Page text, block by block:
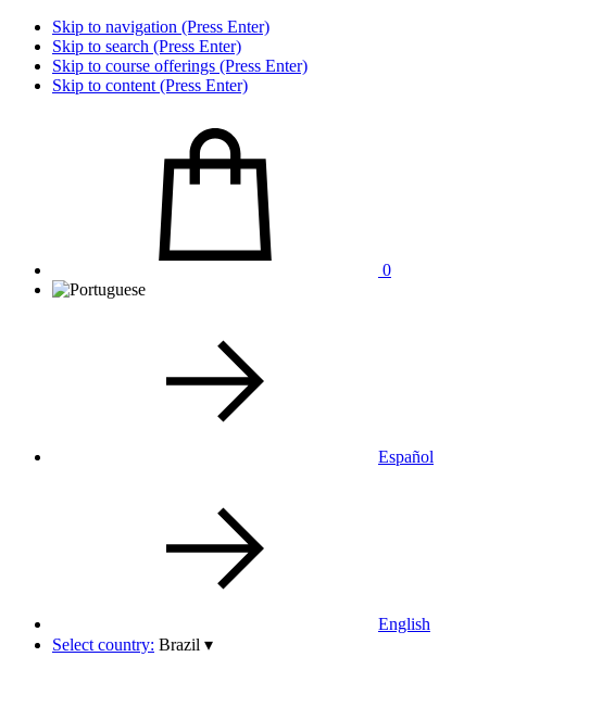
Skip to navigation (Press Enter)
Skip to search (Press Enter)
Skip to course offerings (Press Enter)
Skip to content (Press Enter)
0
Español
English
Select country: Brazil ▾